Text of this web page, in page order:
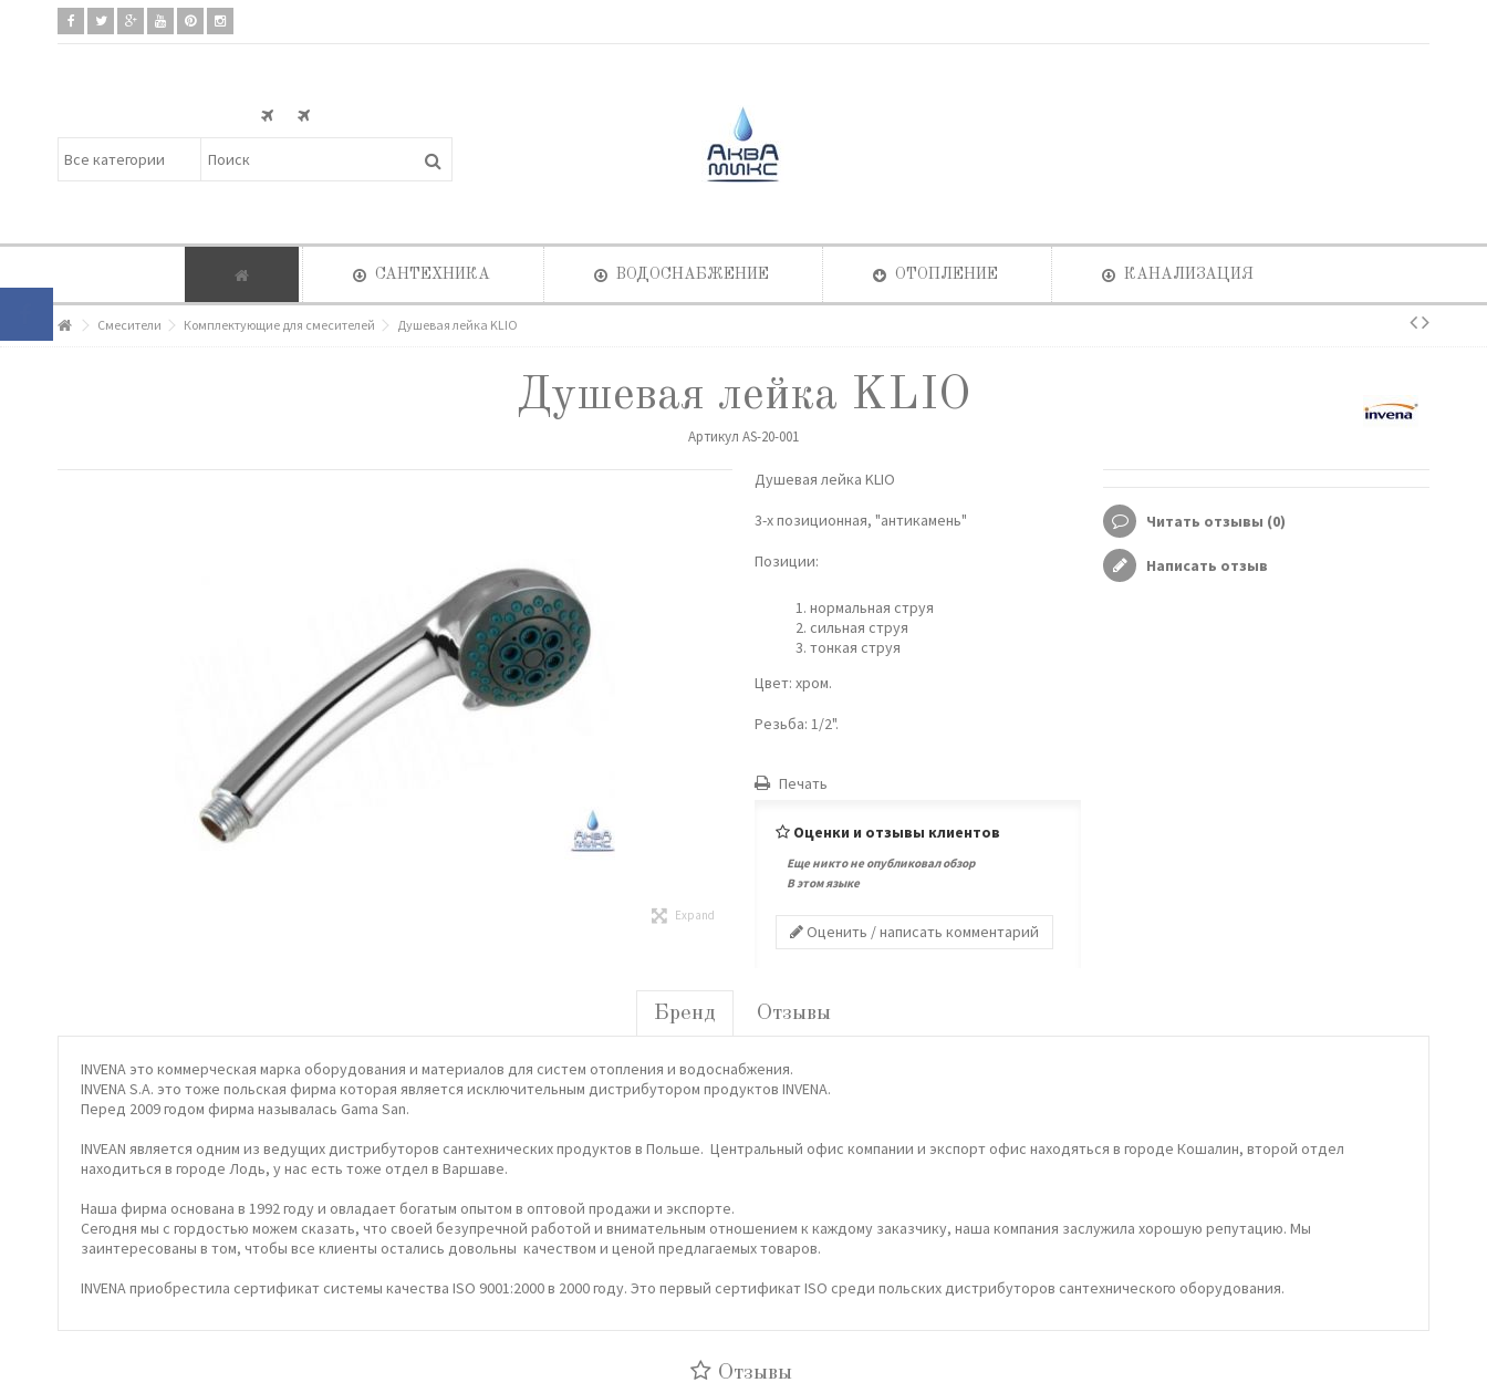
САНТЕХНИКА ВОДОСНАБЖЕНИЕ ОТОПЛЕНИЕ КАНАЛИЗАЦИЯ
Смесители Комплектующие для смесителей Душевая лейка KLIO
Душевая лейка KLIO
Артикул AS-20-001
Expand
Душевая лейка KLIO
3-х позиционная, "антикамень"
Позиции:
нормальная струя
сильная струя
тонкая струя
Цвет: хром.
Резьба: 1/2".
Печать
Оценки и отзывы клиентов
Еще никто не опубликовал обзор
В этом языке
Оценить / написать комментарий
Читать отзывы (0)
Написать отзыв
Бренд Отзывы
INVENA это коммерческая марка оборудования и материалов для систем отопления и водоснабжения.
INVENA S.A. это тоже польская фирма которая является исключительным дистрибутором продуктов INVENA.
Перед 2009 годом фирма называлась Gama San.
INVEAN является одним из ведущих дистрибуторов сантехнических продуктов в Польше. Центральный офис компании и экспорт офис находяться в городе Кошалин, второй отдел
находиться в городе Лодь, у нас есть тоже отдел в Варшаве.
Наша фирма основана в 1992 году и овладает богатым опытом в оптовой продажи и экспорте.
Сегодня мы с гордостью можем сказать, что своей безупречной работой и внимательным отношением к каждому заказчику, наша компания заслужила хорошую репутацию. Мы
заинтересованы в том, чтобы все клиенты остались довольны качеством и ценой предлагаемых товаров.
INVENA приобрестила сертификат системы качества ISO 9001:2000 в 2000 году. Это первый сертификат ISO среди польских дистрибуторов сантехнического оборудования.
Отзывы